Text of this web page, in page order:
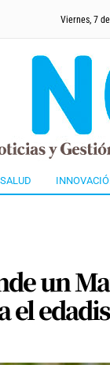
Viernes, 7
SALUD
un
el